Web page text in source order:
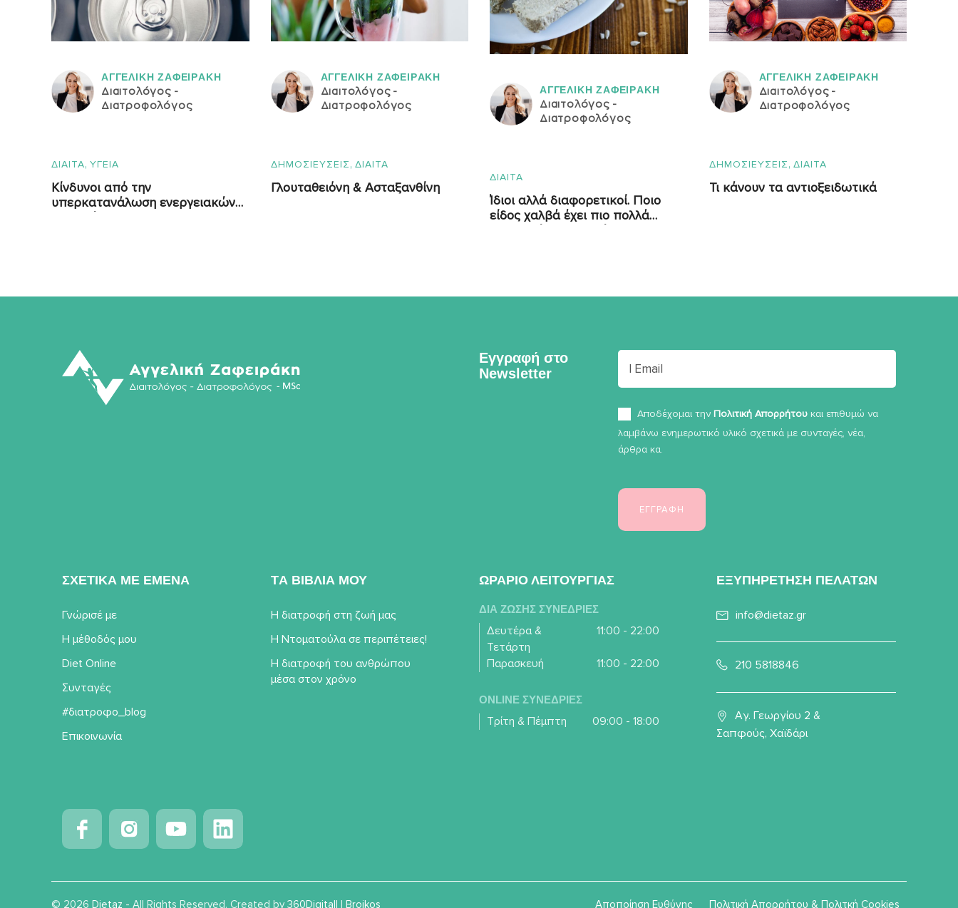
ΑΓΓΕΛΙΚH ΖΑΦΕΙΡAΚΗ
Διαιτολόγος -
Διατροφολόγος
ΔΙΑΙΤΑ, ΥΓΕΙΑ
Κίνδυνοι από την
υπερκατανάλωση ενεργειακών
ΑΓΓΕΛΙΚH ΖΑΦΕΙΡAΚΗ
Διαιτολόγος -
Διατροφολόγος
ΔΗΜΟΣΙΕΥΣΕΙΣ, ΔΙΑΙΤΑ
Γλουταθειόνη & Ασταξανθίνη
ΑΓΓΕΛΙΚH ΖΑΦΕΙΡAΚΗ
Διαιτολόγος -
Διατροφολόγος
ΔΙΑΙΤΑ
Ίδιοι αλλά διαφορετικοί. Ποιο
είδος χαλβά έχει πιο πολλά
ΑΓΓΕΛΙΚH ΖΑΦΕΙΡAΚΗ
Διαιτολόγος -
Διατροφολόγος
ΔΗΜΟΣΙΕΥΣΕΙΣ, ΔΙΑΙΤΑ
Τι κάνουν τα αντιοξειδωτικά
Εγγραφή στο
Newsletter
Αποδέχομαι την Πολιτική Απορρήτου και επιθυμώ να
λαμβάνω ενημερωτικό υλικό σχετικά με συνταγές, νέα,
άρθρα κα.
ΣΧΕΤΙΚΑ ΜΕ ΕΜΕΝΑ
Γνώρισέ με
Η μέθοδός μου
Diet Online
Συνταγές
#διατροφο_blog
Επικοινωνία
TΑ ΒΙΒΛΙΑ ΜΟΥ
Η διατροφή στη ζωή μας
Η Ντοματούλα σε περιπέτειες!
Η διατροφή του ανθρώπου
μέσα στον χρόνο
ΩΡΑΡΙΟ ΛΕΙΤΟΥΡΓΙΑΣ
ΔΙΑ ΖΩΣΗΣ ΣΥΝΕΔΡΙΕΣ
Δευτέρα &
Τετάρτη
11:00 - 22:00
Παρασκευή 11:00 - 22:00
ONLINE ΣΥΝΕΔΡΙΕΣ
Τρίτη & Πέμπτη 09:00 - 18:00
ΕΞΥΠΗΡΕΤΗΣΗ ΠΕΛΑΤΩΝ
info@dietaz.gr
210 5818846
Αγ. Γεωργίου 2 &
Σαπφούς, Χαϊδάρι
© 2026 Dietaz - All Rights Reserved. Created by 360Digitall | Broikos Αποποίηση Ευθύνης Πολιτική Απορρήτου & Πολιτκή Cookies